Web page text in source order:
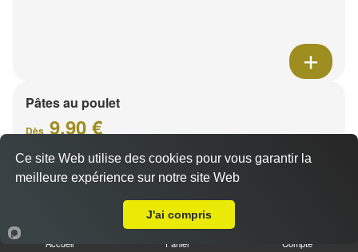
Pâtes au poulet
Dès 9.90 €
Accueil Panier Compte
Ce site Web utilise des cookies pour vous garantir la
meilleure expérience sur notre site Web
J'ai compris